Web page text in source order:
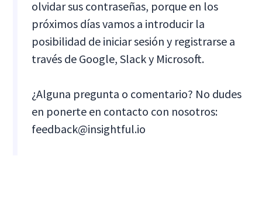
olvidar sus contraseñas, porque en los
próximos días vamos a introducir la
posibilidad de iniciar sesión y registrarse a
través de Google, Slack y Microsoft.
¿Alguna pregunta o comentario? No dudes
en ponerte en contacto con nosotros:
feedback@insightful.io